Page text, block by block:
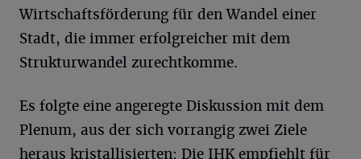
Wirtschaftsförderung für den Wandel einer
Stadt, die immer erfolgreicher mit dem
Strukturwandel zurechtkomme.
Es folgte eine angeregte Diskussion mit dem
Plenum, aus der sich vorrangig zwei Ziele
heraus kristallisierten: Die IHK empfiehlt für